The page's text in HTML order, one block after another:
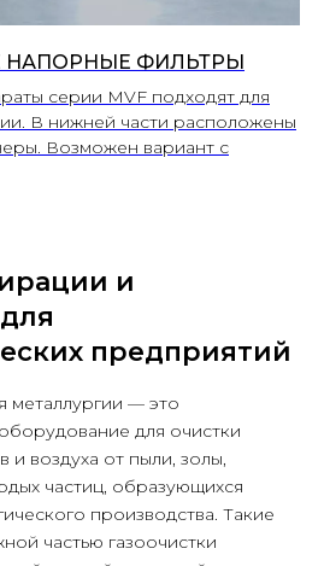
НАПОРНЫЕ ФИЛЬТРЫ
серии MVF подходят для
В нижней части расположены
Возможен вариант с
и
предприятий
металлургии — это
для очистки
и воздуха от пыли, золы,
частиц, образующихся
производства. Такие
частью газоочистки